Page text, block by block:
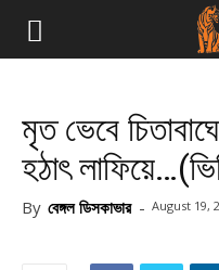
মৃত ভেবে
হঠাৎ
By বেঙ্গল ডিসকাভার - August 19,